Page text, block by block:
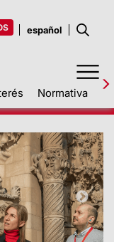
Normativa